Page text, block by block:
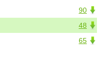
90
48
65